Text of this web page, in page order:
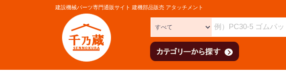
建設機械パーツ専門通販サイト 建機部品販売 アタッチメント